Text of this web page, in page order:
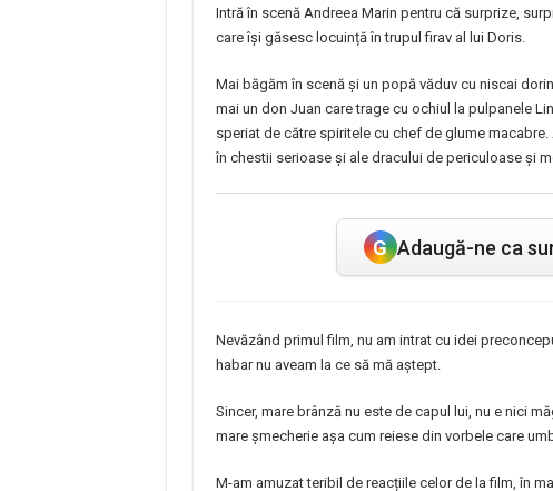
Intră în scenă Andreea Marin pentru că surprize,
care își găsesc locuință în trupul firav al lui Doris.
Mai băgăm în scenă și un popă văduv cu niscai
mai un don Juan care trage cu ochiul la pulpanele
speriat de către spiritele cu chef de glume
în chestii serioase și ale dracului de periculoase și
G Adaugă-ne ca
Nevăzând primul film, nu am intrat cu idei
habar nu aveam la ce să mă aștept.
Sincer, mare brânză nu este de capul lui, nu e nici
mare șmecherie așa cum reiese din vorbele care
M-am amuzat teribil de reacțiile celor de la film, în